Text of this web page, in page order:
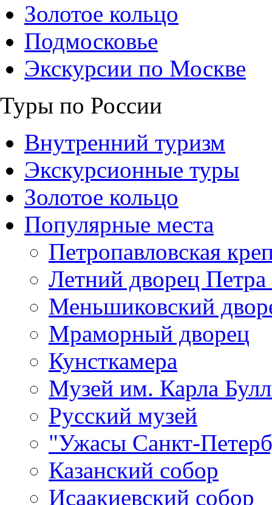
Золотое кольцо
Подмосковье
Экскурсии по Москве
Туры по России
Внутренний туризм
Экскурсионные туры
Золотое кольцо
Популярные места
Петропавловская
Летний дворец
Меньшиковский
Мраморный дворец
Кунсткамера
Музей им. Карла
Русский музей
"Ужасы Санкт-
Казанский собор
Исаакиевский собор